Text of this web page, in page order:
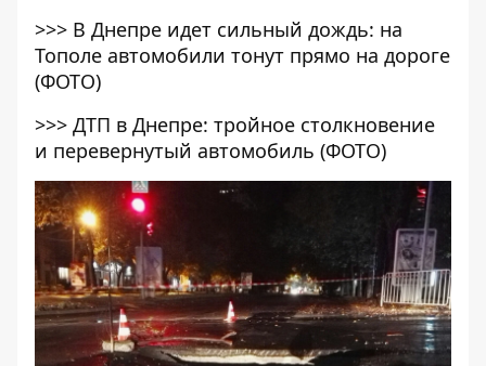
>>> В Днепре идет сильный дождь: на
Тополе автомобили тонут прямо на дороге
(ФОТО)
>>> ДТП в Днепре: тройное столкновение
и перевернутый автомобиль (ФОТО)